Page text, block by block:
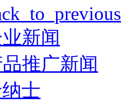
新闻
推广新闻
士